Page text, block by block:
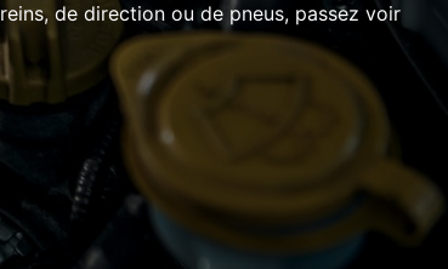
de direction ou de pneus, passez voir